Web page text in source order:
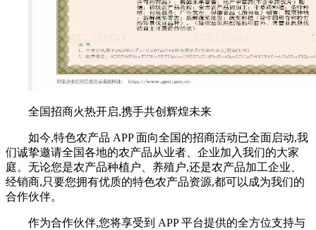
全国招商火热开启,携手共创辉煌未来
如今,特色农产品 APP 面向全国的招商活动已全面启动,我
们诚挚邀请全国各地的农产品从业者、企业加入我们的大家
庭。无论您是农产品种植户、养殖户,还是农产品加工企业、
经销商,只要您拥有优质的特色农产品资源,都可以成为我们的
合作伙伴。
作为合作伙伴,您将享受到 APP 平台提供的全方位支持与